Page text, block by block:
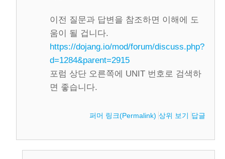
이전 질문과 답변을 참조하면 이해에 도
움이 될 겁니다.
https://dojang.io/mod/forum/discuss.php?
d=1284&parent=2915
포럼 상단 오른쪽에 UNIT 번호로 검색하
면 좋습니다.
퍼머 링크(Permalink) 상위 보기 답글